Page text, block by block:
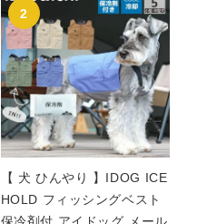
【 犬 ひんやり 】IDOG ICE
HOLD フィッシングベスト